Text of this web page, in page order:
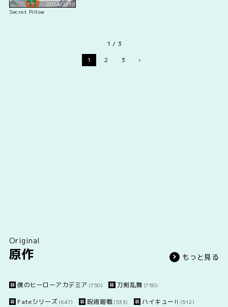
2024/2/13
Secret Pillow
1 / 3
1
2 3 ›
Original
原作 もっと見る
僕のヒーローアカデミア (750) 刀剣乱舞 (750)
Fateシリーズ (647) 呪術廻戦 (533) ハイキュー!! (512)